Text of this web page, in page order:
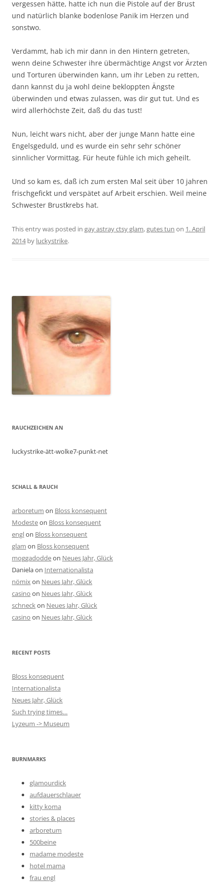
vergessen hätte, hatte ich nun die Pistole auf der Brust
und natürlich blanke bodenlose Panik im Herzen und
sonstwo.
Verdammt, hab ich mir dann in den Hintern getreten,
wenn deine Schwester ihre übermächtige Angst vor Ärzten
und Torturen überwinden kann, um ihr Leben zu retten,
dann kannst du ja wohl deine bekloppten Ängste
überwinden und etwas zulassen, was dir gut tut. Und es
wird allerhöchste Zeit, daß du das tust!
Nun, leicht wars nicht, aber der junge Mann hatte eine
Engelsgeduld, und es wurde ein sehr sehr schöner
sinnlicher Vormittag. Für heute fühle ich mich geheilt.
Und so kam es, daß ich zum ersten Mal seit über 10 jahren
frischgefickt und verspätet auf Arbeit erschien. Weil meine
Schwester Brustkrebs hat.
This entry was posted in gay astray ctsy glam,gutes tun on 1. April
2014by luckystrike.
RAUCHZEICHEN AN
luckystrike-ätt-wolke7-punkt-net
SCHALL & RAUCH
arboretum on Bloss konsequent
Modesteon Bloss konsequent
englon Bloss konsequent
glam on Bloss konsequent
moggadoddeon Neues Jahr, Glück
Danielaon Internationalista
nömixon Neues Jahr, Glück
casino on Neues Jahr, Glück
schneckon Neues Jahr, Glück
casino on Neues Jahr, Glück
RECENT POSTS
Bloss konsequent
Internationalista
Neues Jahr, Glück
Such trying times…
Lyzeum -> Museum
BURNMARKS
glamourdick
aufdauerschlauer
kitty koma
stories & places
arboretum
500beine
madame modeste
hotel mama
frau engl